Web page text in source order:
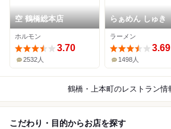
空 鶴橋総本店
ホルモン
3.70
2532人
らぁめん しゅき
ラーメン
3.69
1498人
鶴橋・上本町のレストラン情
こだわり・目的からお店を探す